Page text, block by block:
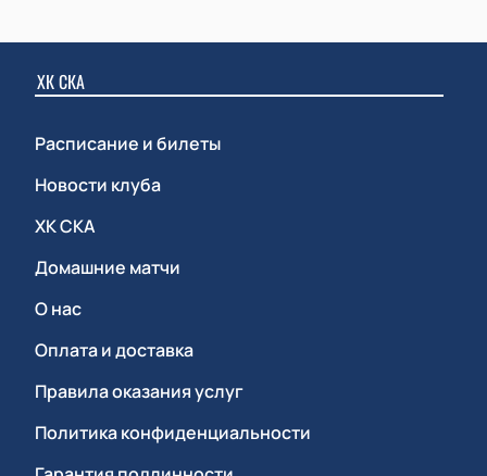
ХК СКА
Расписание и билеты
Новости клуба
ХК СКА
Домашние матчи
О нас
Оплата и доставка
Правила оказания услуг
Политика конфиденциальности